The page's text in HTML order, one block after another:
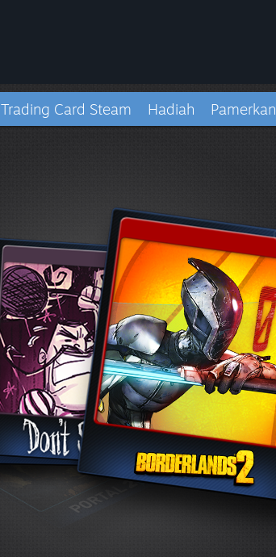
Pamerkan
Hadiah
Trading Card Steam